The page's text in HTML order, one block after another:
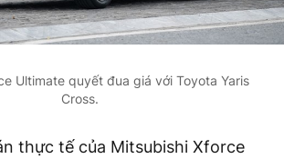
Ultimate quyết đua giá với Toyota Yaris
Cross.
thực tế của Mitsubishi Xforce